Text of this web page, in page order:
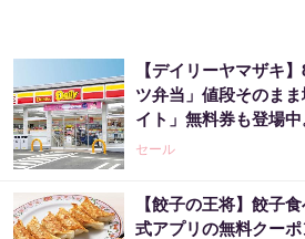
【デイリーヤマザキ
ツ弁当」値段そのま
イト」無料券も登場中
セール
【餃子の王将】餃子
式アプリの無料クーポ